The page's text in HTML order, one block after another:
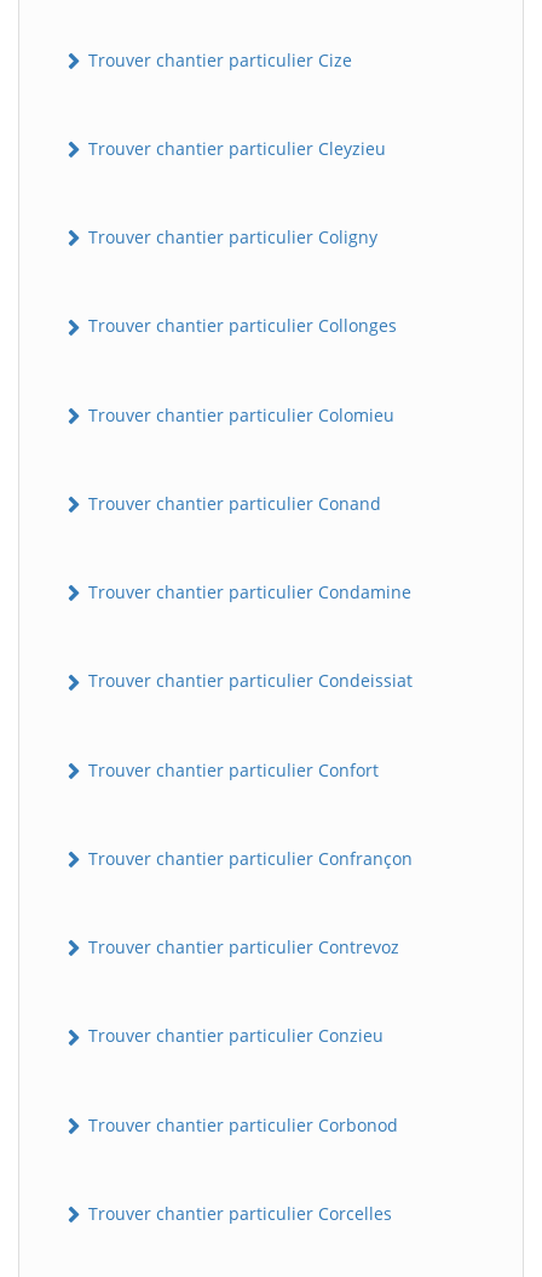
Trouver chantier particulier Cize
Trouver chantier particulier Cleyzieu
Trouver chantier particulier Coligny
Trouver chantier particulier Collonges
Trouver chantier particulier Colomieu
Trouver chantier particulier Conand
Trouver chantier particulier Condamine
Trouver chantier particulier Condeissiat
Trouver chantier particulier Confort
Trouver chantier particulier Confrançon
Trouver chantier particulier Contrevoz
Trouver chantier particulier Conzieu
Trouver chantier particulier Corbonod
Trouver chantier particulier Corcelles
B Assistant en ligne